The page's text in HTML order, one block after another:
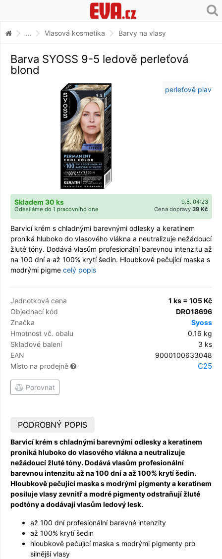
... Vlasová kosmetika Barvy na vlasy
Barva SYOSS 9-5 ledově perleťová
blond
9.8. 04:23
Skladem 30 ks
Cena dopravy 39 Kč
Odesíláme do 1 pracovního dne
Barvicí krém s chladnými barevnými odlesky a keratinem
proniká hluboko do vlasového vlákna a neutralizuje nežádoucí
žluté tóny. Dodává vlasům profesionální barevnou intenzitu až
na 100 dní a až 100% krytí šedin. Hloubkově pečující maska s
modrými pigme celý popis
Jednotková cena
1 ks = 105 Kč
Objednací kód
DRO18696
Značka
Syoss
Hmotnost vč. obalu
0.16 kg
Skladové balení
3 ks
EAN
9000100633048
Místo na prodejně
C25
Porovnat
PODROBNÝ POPIS
Barvicí krém s chladnými barevnými odlesky a keratinem
proniká hluboko do vlasového vlákna a neutralizuje
nežádoucí žluté tóny. Dodává vlasům profesionální
barevnou intenzitu až na 100 dní a až 100% krytí šedin.
Hloubkově pečující maska s modrými pigmenty a keratinem
posiluje vlasy zevnitř a modré pigmenty odstraňují žluté
podtóny a dodávají vlasům ledový lesk.
až 100 dní profesionální barevné intenzity
až 100% krytí šedin
hloubkově pečující maska s modrými pigmenty pro
silnější vlasy